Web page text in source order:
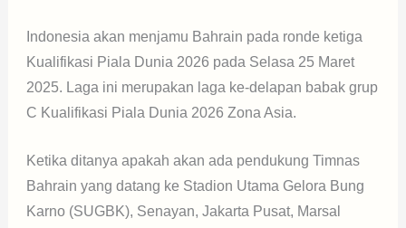
Indonesia akan menjamu Bahrain pada ronde ketiga
Kualifikasi Piala Dunia 2026 pada Selasa 25 Maret
2025. Laga ini merupakan laga ke-delapan babak grup
C Kualifikasi Piala Dunia 2026 Zona Asia.
Ketika ditanya apakah akan ada pendukung Timnas
Bahrain yang datang ke Stadion Utama Gelora Bung
Karno (SUGBK), Senayan, Jakarta Pusat, Marsal